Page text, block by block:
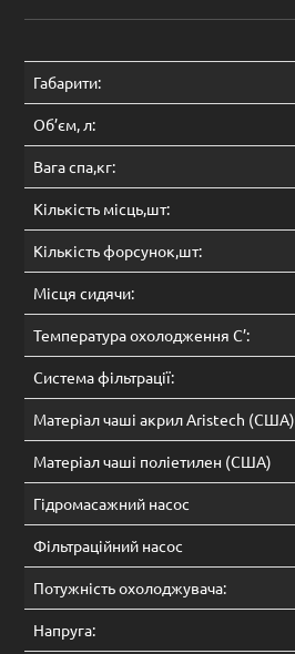
Габарити:
Об’єм, л:
Вага спа,кг:
Кількість місць,шт:
Кількість форсунок,шт:
Місця сидячи:
Температура охолодження С’:
Система фільтрації:
Матеріал чаші акрил Aristech (США)
Матеріал чаші поліетилен (США)
Гідромасажний насос
Фільтраційний насос
Потужність охолоджувача:
Напруга: